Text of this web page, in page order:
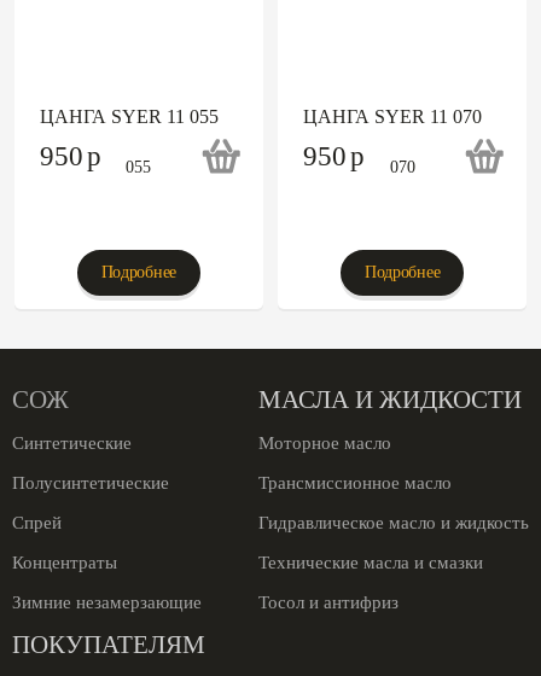
ЦАНГА SYER 11 055
950p
Подробнее
ЦАНГА SYER 11 070
950p
Подробнее
СОЖ
Синтетические
Полусинтетические
Спрей
Концентраты
Зимние незамерзающие
МАСЛА И ЖИДКОСТИ
Моторное масло
Трансмиссионное масло
Гидравлическое масло и жидкость
Технические масла и смазки
Тосол и антифриз
ПОКУПАТЕЛЯМ